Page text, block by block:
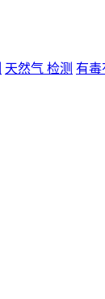
天然气 检测 有毒